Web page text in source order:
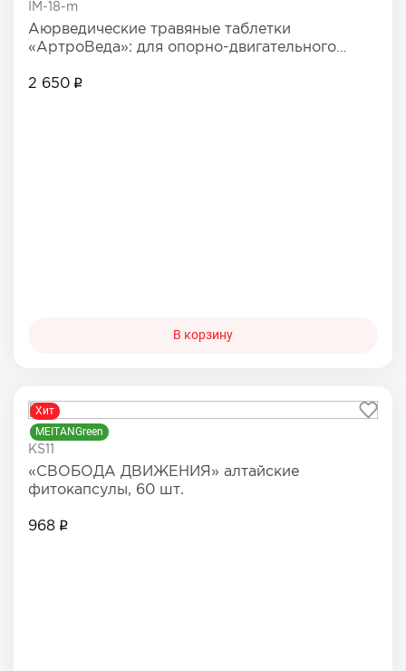
IM-18-m
Аюрведические травяные таблетки
«АртроВеда»: для опорно-двигательного
2 650
В корзину
Хит
MEITANGreen
KS11
«СВОБОДА ДВИЖЕНИЯ» алтайские
фитокапсулы, 60 шт.
968